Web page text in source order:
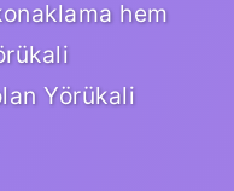
hem
Yörükali